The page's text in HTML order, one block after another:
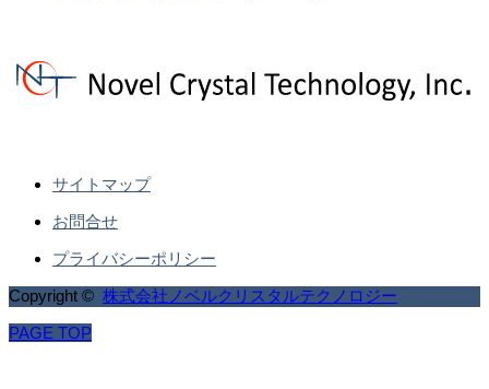
サイトマップ
お問合せ
プライバシーポリシー
Copyright © 株式会社ノベルクリスタルテクノロジー
PAGE TOP